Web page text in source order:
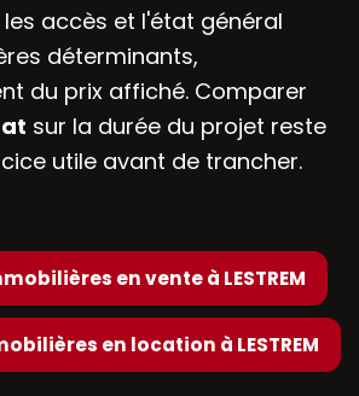
accès et l'état général
déterminants,
du prix affiché. Comparer
sur la durée du projet reste
utile avant de trancher.
en vente à LESTREM
en location à LESTREM